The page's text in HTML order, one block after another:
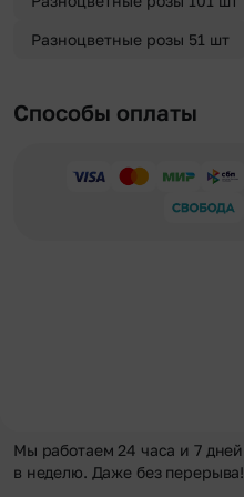
Разноцветные розы 51 шт
Способы оплаты
Мы работаем 24 часа и 7 дней
в неделю. Даже без перерыва!